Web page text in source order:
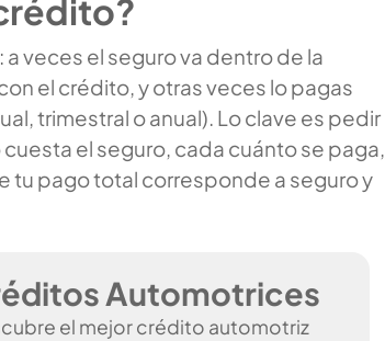
veces el seguro va dentro de la
el crédito, y otras veces lo pagas
trimestral o anual). Lo clave es pedir
el seguro, cada cuánto se paga,
tu pago total corresponde a seguro y
Automotrices
el mejor crédito automotriz